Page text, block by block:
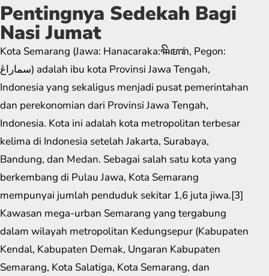
Pentingnya Sedekah Bagi
Nasi Jumat
Kota Semarang (Jawa: Hanacaraka:ꦯꦼꦩꦫꦁ​, Pegon:
سماراڠ) adalah ibu kota Provinsi Jawa Tengah,
Indonesia yang sekaligus menjadi pusat pemerintahan
dan perekonomian dari Provinsi Jawa Tengah,
Indonesia. Kota ini adalah kota metropolitan terbesar
kelima di Indonesia setelah Jakarta, Surabaya,
Bandung, dan Medan. Sebagai salah satu kota yang
berkembang di Pulau Jawa, Kota Semarang
mempunyai jumlah penduduk sekitar 1,6 juta jiwa.[3]
Kawasan mega-urban Semarang yang tergabung
dalam wilayah metropolitan Kedungsepur (Kabupaten
Kendal, Kabupaten Demak, Ungaran Kabupaten
Semarang, Kota Salatiga, Kota Semarang, dan